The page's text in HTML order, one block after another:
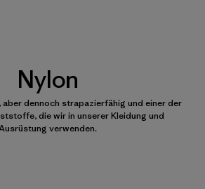
Nylon
dennoch strapazierfähig und einer der
die wir in unserer Kleidung und
verwenden.